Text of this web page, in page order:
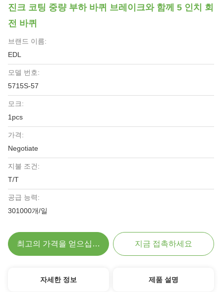
진크 코팅 중량 부하 바퀴 브레이크와 함께 5 인치 회
전 바퀴
브랜드 이름:
EDL
모델 번호:
5715S-57
모크:
1pcs
가격:
Negotiate
지불 조건:
T/T
공급 능력:
301000개/일
최고의 가격을 얻으십시오 지금 접촉하세요
자세한 정보 제품 설명